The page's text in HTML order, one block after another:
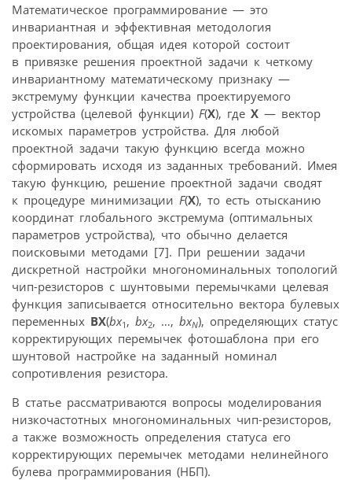
Математическое программирование — это
инвариантная и эффективная методология
проектирования, общая идея которой состоит
в привязке решения проектной задачи к четкому
инвариантному математическому признаку —
экстремуму функции качества проектируемого
устройства (целевой функции) F(X), где Х — вектор
искомых параметров устройства. Для любой
проектной задачи такую функцию всегда можно
сформировать исходя из заданных требований. Имея
такую функцию, решение проектной задачи сводят
к процедуре минимизации F(X), то есть отысканию
координат глобального экстремума (оптимальных
параметров устройства), что обычно делается
поисковыми методами [7]. При решении задачи
дискретной настройки многономинальных топологий
чип-резисторов с шунтовыми перемычками целевая
функция записывается относительно вектора булевых
переменных ВХ(bx1 , bx2, …, bxN), определяющих статус
корректирующих перемычек фотошаблона при его
шунтовой настройке на заданный номинал
сопротивления резистора.
В статье рассматриваются вопросы моделирования
низкочастотных многономинальных чип-резисторов,
а также возможность определения статуса его
корректирующих перемычек методами нелинейного
булева программирования (НБП).